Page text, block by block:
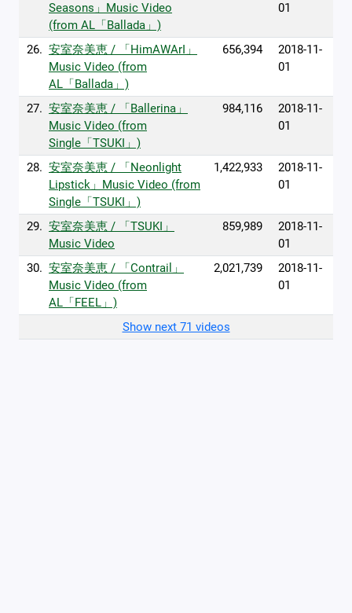
Seasons」Music Video
(from AL「Ballada」)
01
26. 安室奈美恵 / 「HimAWArI」
Music Video (from
AL「Ballada」)
656,394
2018-11-
01
27. 安室奈美恵 / 「Ballerina」
Music Video (from
Single「TSUKI」)
984,116
2018-11-
01
28. 安室奈美恵 / 「Neonlight
Lipstick」Music Video (from
Single「TSUKI」)
1,422,933
2018-11-
01
29. 安室奈美恵 / 「TSUKI」
Music Video
859,989
2018-11-
01
30. 安室奈美恵 / 「Contrail」
Music Video (from
AL「FEEL」)
2,021,739
2018-11-
01
Show next 71 videos